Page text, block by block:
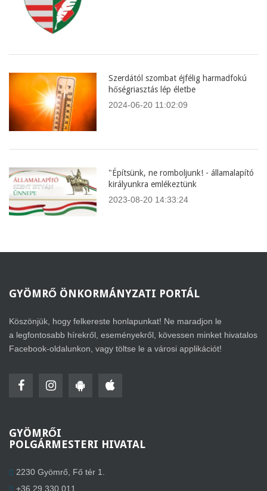
Szerdától szombat éjfélig harmadfokú
hőségriasztás lép életbe
2024-06-20 11:02:09
"Építsünk, ne romboljunk! - államalapító
királyunkra emlékeztünk
2023-08-20 14:33:24
GYÖMRŐ ÖNKORMÁNYZATI PORTÁL
Köszönjük, hogy felkereste honlapunkat! Ne maradjon le
a legfontosabb hírekről, eseményekről, kövessen minket hivatalos
Facebook-oldalunkon, vagy töltse le a városi applikációt!
GYÖMRŐI
POLGÁRMESTERI HIVATAL
2230 Gyömrő, Fő tér 1.
+36 29 330 011